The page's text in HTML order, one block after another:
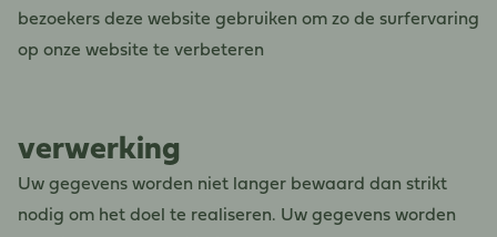
bezoekers deze website gebruiken om zo de surfervaring
op onze website te verbeteren
verwerking
Uw gegevens worden niet langer bewaard dan strikt
nodig om het doel te realiseren. Uw gegevens worden